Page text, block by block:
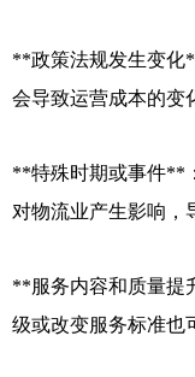
**政策法规发生变化
会导致运营成本的变
**特殊时期或事件**
对物流业产生影响，
**服务内容和质量提
级或改变服务标准也